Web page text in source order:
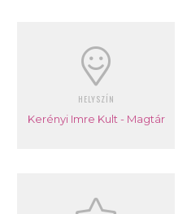
HELYSZÍN
Kerényi Imre Kult - Magtár